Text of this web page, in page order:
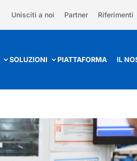
Unisciti a noi Partner Riferimenti
SOLUZIONI PIATTAFORMA IL